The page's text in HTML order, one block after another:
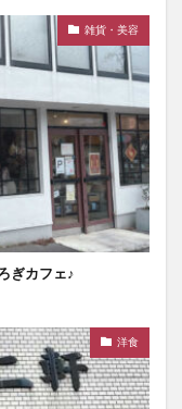
雑貨・美容
ぎカフェ♪
洋食